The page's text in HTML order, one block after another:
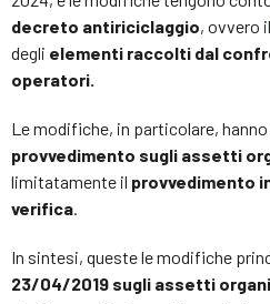
decreto antiriciclaggio, ovvero il
degli elementi raccolti dal
operatori.
Le modifiche, in particolare,
provvedimento sugli assetti
limitatamente il provvedimento
verifica.
In sintesi, queste le modifiche
23/04/2019 sugli assetti